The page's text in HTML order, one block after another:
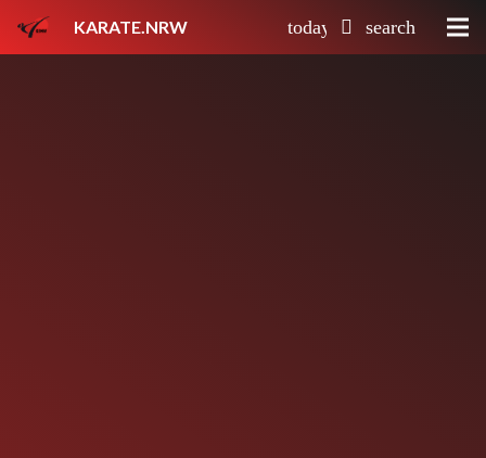
KARATE.NRW today search